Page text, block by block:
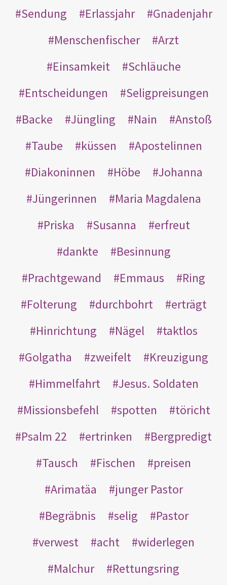
Sendung
Erlassjahr
Gnadenjahr
Menschenfischer
Arzt
Einsamkeit
Schläuche
Entscheidungen
Seligpreisungen
Backe
Jüngling Nain
Anstoß
Taube
küssen
Apostelinnen
Diakoninnen
Höbe
Johanna
Jüngerinnen
Maria Magdalena
Priska
Susanna
erfreut
dankte
Besinnung
Prachtgewand
Emmaus
Ring
Folterung
durchbohrt
erträgt
Hinrichtung
Nägel
taktlos
Golgatha
zweifelt
Kreuzigung
Himmelfahrt
Jesus. Soldaten
Missionsbefehl
spotten
töricht
Psalm 22
ertrinken
Bergpredigt
Tausch
Fischen
preisen
Arimatäa
junger Pastor
Begräbnis
selig
Pastor
verwest
acht
widerlegen
Malchur
Rettungsring